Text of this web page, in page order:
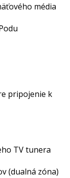
média
pripojenie k
TV tunera
(dualná zóna)